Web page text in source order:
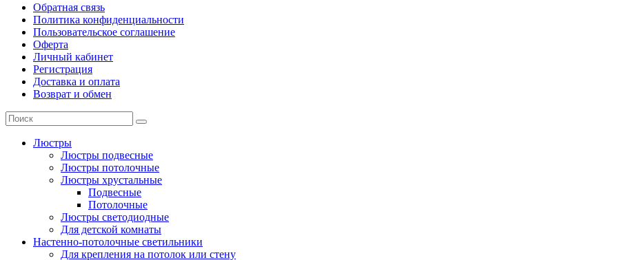
Обратная связь
Политика конфиденциальности
Пользовательское соглашение
Оферта
Личный кабинет
Регистрация
Доставка и оплата
Возврат и обмен
Люстры
Люстры подвесные
Люстры потолочные
Люстры хрустальные
Подвесные
Потолочные
Люстры светодиодные
Для детской комнаты
Настенно-потолочные светильники
Для крепления на потолок или стену